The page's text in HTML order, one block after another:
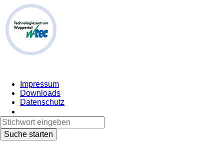
Impressum
Downloads
Datenschutz